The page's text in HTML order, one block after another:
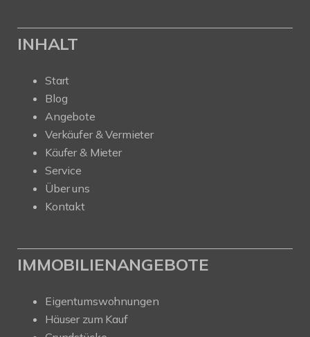
INHALT
Start
Blog
Angebote
Verkäufer & Vermieter
Käufer & Mieter
Service
Über uns
Kontakt
IMMOBILIENANGEBOTE
Eigentumswohnungen
Häuser zum Kauf